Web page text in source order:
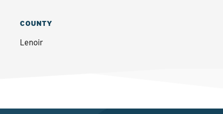
COUNTY
Lenoir